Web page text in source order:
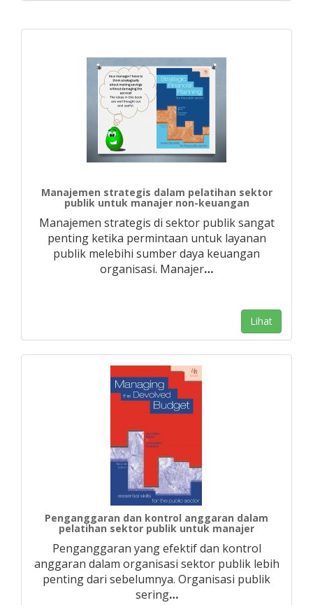
Manajemen strategis dalam pelatihan sektor
publik untuk manajer non-keuangan
Manajemen strategis di sektor publik sangat
penting ketika permintaan untuk layanan
publik melebihi sumber daya keuangan
organisasi. Manajer…
Lihat
Penganggaran dan kontrol anggaran dalam
pelatihan sektor publik untuk manajer
Penganggaran yang efektif dan kontrol
anggaran dalam organisasi sektor publik lebih
penting dari sebelumnya. Organisasi publik
sering…